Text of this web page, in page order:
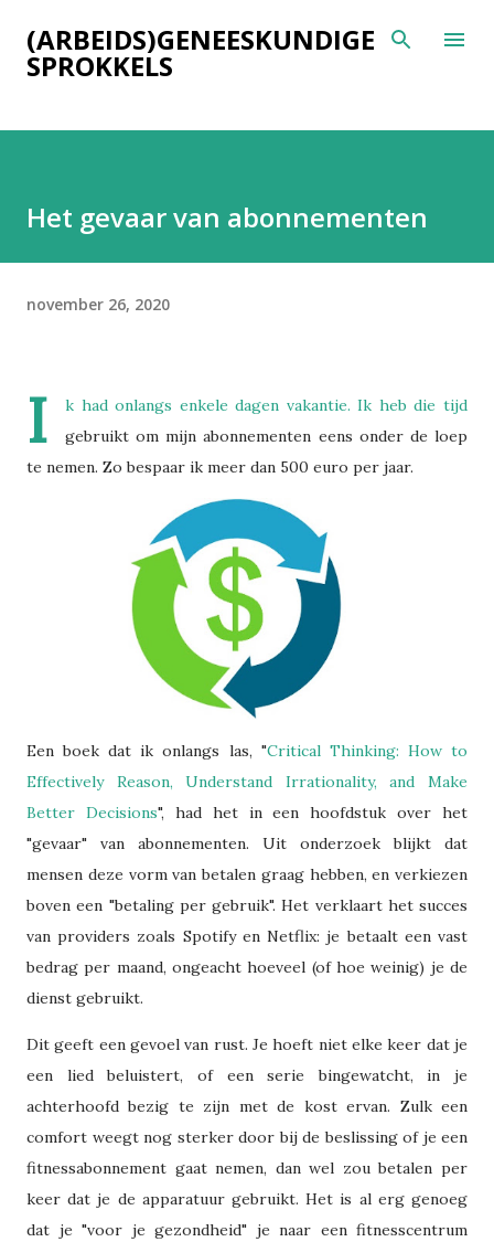
Doorgaan naar hoofdcontent
(ARBEIDS)GENEESKUNDIGE
SPROKKELS
Het gevaar van abonnementen
november 26, 2020
I
k had onlangs enkele dagen vakantie. Ik heb die tijd
gebruikt om mijn abonnementen eens onder de loep
te nemen. Zo bespaar ik meer dan 500 euro per jaar.
Een boek dat ik onlangs las, "Critical Thinking: How to
Effectively Reason, Understand Irrationality, and Make
Better Decisions", had het in een hoofdstuk over het
"gevaar" van abonnementen. Uit onderzoek blijkt dat
mensen deze vorm van betalen graag hebben, en verkiezen
boven een "betaling per gebruik". Het verklaart het succes
van providers zoals Spotify en Netflix: je betaalt een vast
bedrag per maand, ongeacht hoeveel (of hoe weinig) je de
dienst gebruikt.
Dit geeft een gevoel van rust. Je hoeft niet elke keer dat je
een lied beluistert, of een serie bingewatcht, in je
achterhoofd bezig te zijn met de kost ervan. Zulk een
comfort weegt nog sterker door bij de beslissing of je een
fitnessabonnement gaat nemen, dan wel zou betalen per
keer dat je de apparatuur gebruikt. Het is al erg genoeg
dat je "voor je gezondheid" je naar een fitnesscentrum